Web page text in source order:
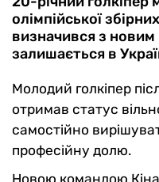
олімпійської
визначився з новим
залишається в
Молодий голкіпер
отримав статус
самостійно
професійну долю.